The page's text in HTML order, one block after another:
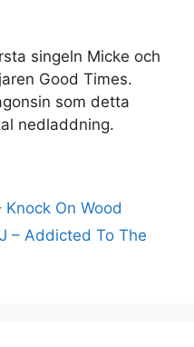
singeln Micke och
Good Times.
som detta
nedladdning.
On Wood
– Addicted To The